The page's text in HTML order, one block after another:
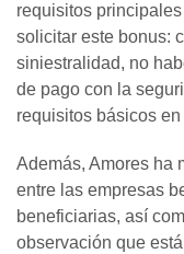
requisitos
solicitar este bonus:
siniestralidad, no
de pago con la
requisitos básicos
Además, Amores ha
entre las empresas
beneficiarias, así
observación que